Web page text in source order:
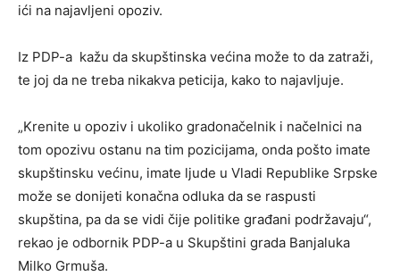
ići na najavljeni opoziv.
Iz PDP-a kažu da skupštinska većina može to da zatraži,
te joj da ne treba nikakva peticija, kako to najavljuje.
„Krenite u opoziv i ukoliko gradonačelnik i načelnici na
tom opozivu ostanu na tim pozicijama, onda pošto imate
skupštinsku većinu, imate ljude u Vladi Republike Srpske
može se donijeti konačna odluka da se raspusti
skupština, pa da se vidi čije politike građani podržavaju“,
rekao je odbornik PDP-a u Skupštini grada Banjaluka
Milko Grmuša.